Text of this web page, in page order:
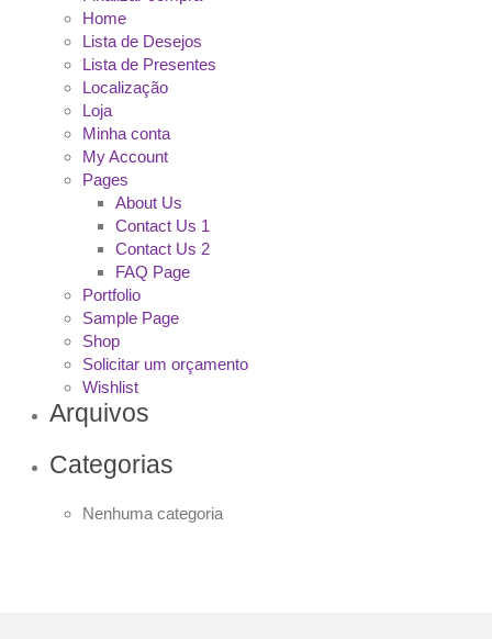
Home
Lista de Desejos
Lista de Presentes
Localização
Loja
Minha conta
My Account
Pages
About Us
Contact Us 1
Contact Us 2
FAQ Page
Portfolio
Sample Page
Shop
Solicitar um orçamento
Wishlist
Arquivos
Categorias
Nenhuma categoria